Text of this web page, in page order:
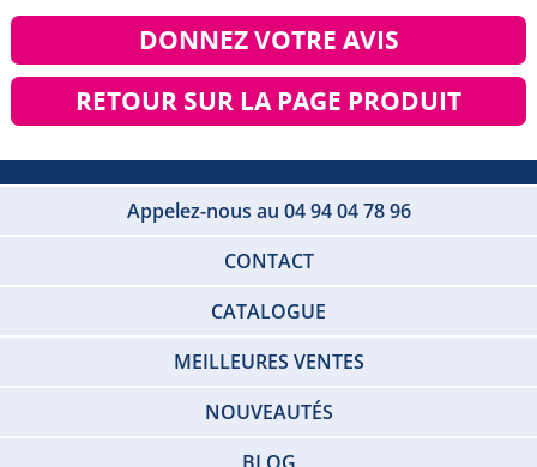
DONNEZ VOTRE AVIS
RETOUR SUR LA PAGE PRODUIT
Appelez-nous au 04 94 04 78 96
CONTACT
CATALOGUE
MEILLEURES VENTES
NOUVEAUTÉS